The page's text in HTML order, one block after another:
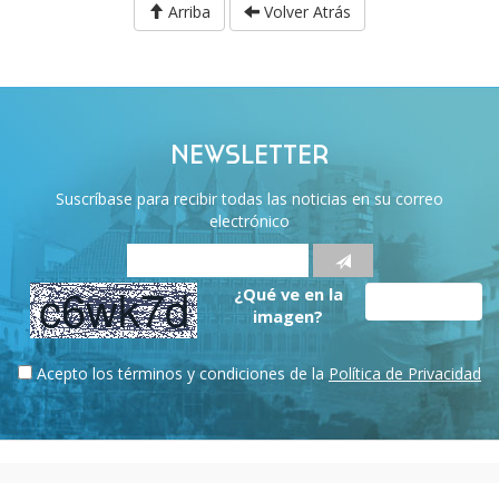
Arriba Volver Atrás
NEWSLETTER
Suscríbase para recibir todas las noticias en su correo
electrónico
¿Qué ve en la
imagen?
Acepto los términos y condiciones de la Política de Privacidad